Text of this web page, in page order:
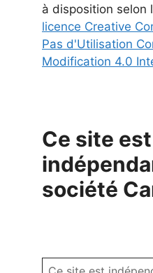
à disposition selon
licence Creative
Pas d'Utilisation
Modification 4.0
Ce site est
société